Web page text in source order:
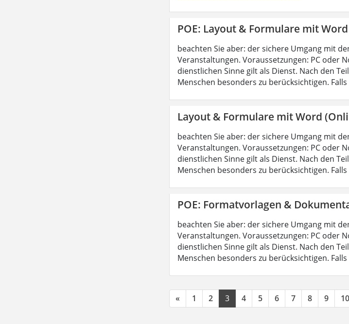
POE: Layout & Formulare mit Word
beachten Sie aber: der sichere Umgang mit
Veranstaltungen. Voraussetzungen: PC oder
dienstlichen Sinne gilt als Dienst. Nach den
Menschen besonders zu berücksichtigen. Falls
Layout & Formulare mit Word
beachten Sie aber: der sichere Umgang mit
Veranstaltungen. Voraussetzungen: PC oder
dienstlichen Sinne gilt als Dienst. Nach den
Menschen besonders zu berücksichtigen. Falls
POE: Formatvorlagen &
beachten Sie aber: der sichere Umgang mit
Veranstaltungen. Voraussetzungen: PC oder
dienstlichen Sinne gilt als Dienst. Nach den
Menschen besonders zu berücksichtigen. Falls
« 1 2 3 4 5 6 7 8 9 10